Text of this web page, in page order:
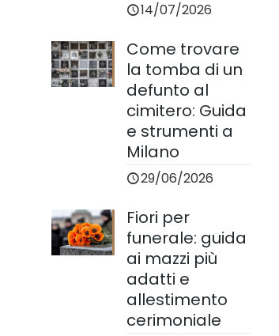
14/07/2026
Come trovare
la tomba di un
defunto al
cimitero: Guida
e strumenti a
Milano
29/06/2026
Fiori per
funerale: guida
ai mazzi più
adatti e
allestimento
cerimoniale